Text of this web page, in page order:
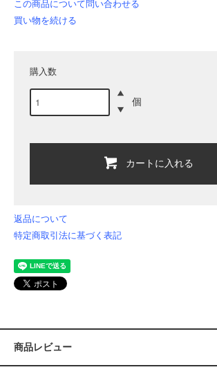
この商品について問い合わせる
買い物を続ける
購入数
個
カートに入れる
返品について
特定商取引法に基づく表記
商品レビュー